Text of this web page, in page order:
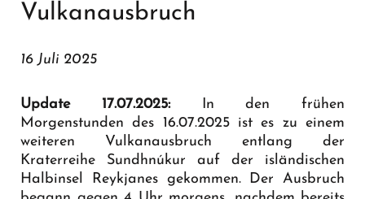
Vulkanausbruch
16 Juli 2025
Update 17.07.2025:
In den frühen
Morgenstunden des 16.07.2025 ist es zu einem
weiteren Vulkanausbruch entlang der
Kraterreihe Sundhnúkur auf der isländischen
Halbinsel Reykjanes gekommen. Der Ausbruch